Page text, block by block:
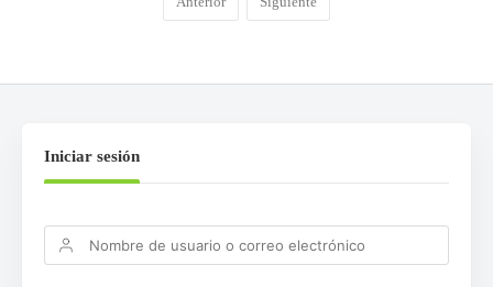
Iniciar sesión